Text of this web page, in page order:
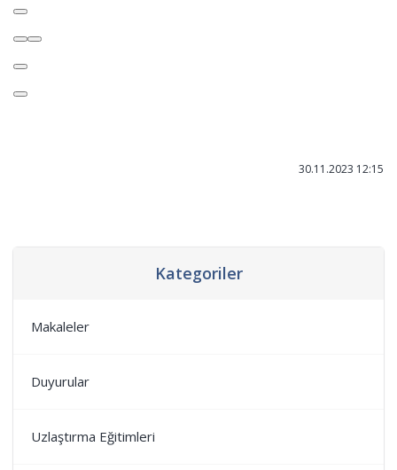
Kategoriler
Makaleler
Duyurular
Uzlaştırma Eğitimleri
30.11.2023 12:15